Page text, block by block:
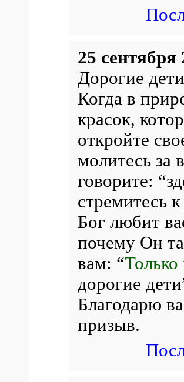
25 сентября
Дорогие
Когда в
красок,
откройте
молитесь за
говорите:
стремитесь
Бог любит
почему Он
вам: “
дорогие
Благодарю
призыв.